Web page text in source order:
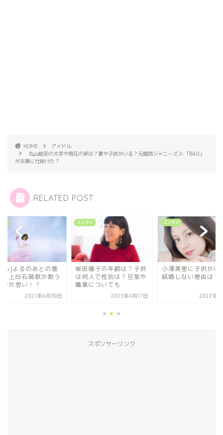
HOME
アイドル
丸山紘史の大学や現在の姿は？妻や子供がいる？元関西ジャニーズJr.「BAD」
が古巣に仕掛けた？
RELATED POST
陽子の年齢は？子供
人で性別は？旦那や
ついても
2023年4月17日
エンタメ
小澤美里に子供がいる？
結婚しない理由は？
2022年9月9日
エンタメ
[adieu]よるのあと
味は？上白石萌歌が
2021年6
スポンサーリンク